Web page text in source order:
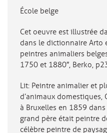
École belge
Cet oeuvre est illustrée
dans le dictionnaire Arto
peintres animaliers
1750 et 1880″, Berko,
Lit: Peintre animalier et
d’animaux domestiques,
à Bruxelles en 1859
grand père était peintre
célèbre peintre de